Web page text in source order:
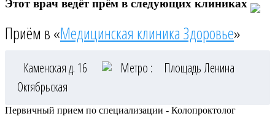
Этот врач ведёт прём в следующих клиниках
Приём в «Медицинская клиника Здоровье»
Каменская д. 16 Метро :
Площадь Ленина
Октябрьская
Первичный прием по специализации - Колопроктолог